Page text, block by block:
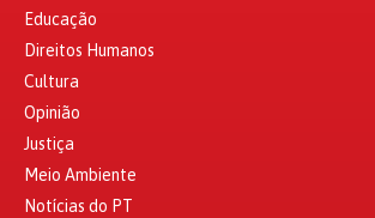
Educação
Direitos Humanos
Cultura
Opinião
Justiça
Meio Ambiente
Notícias do PT